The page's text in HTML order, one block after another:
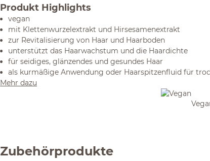
Produkt Highlights
vegan
mit Klettenwurzelextrakt und Hirsesamenextrakt
zur Revitalisierung von Haar und Haarboden
unterstützt das Haarwachstum und die Haardichte
für seidiges, glänzendes und gesundes Haar
als kurmäßige Anwendung oder Haarspitzenfluid für
Mehr dazu
Zubehörprodukte